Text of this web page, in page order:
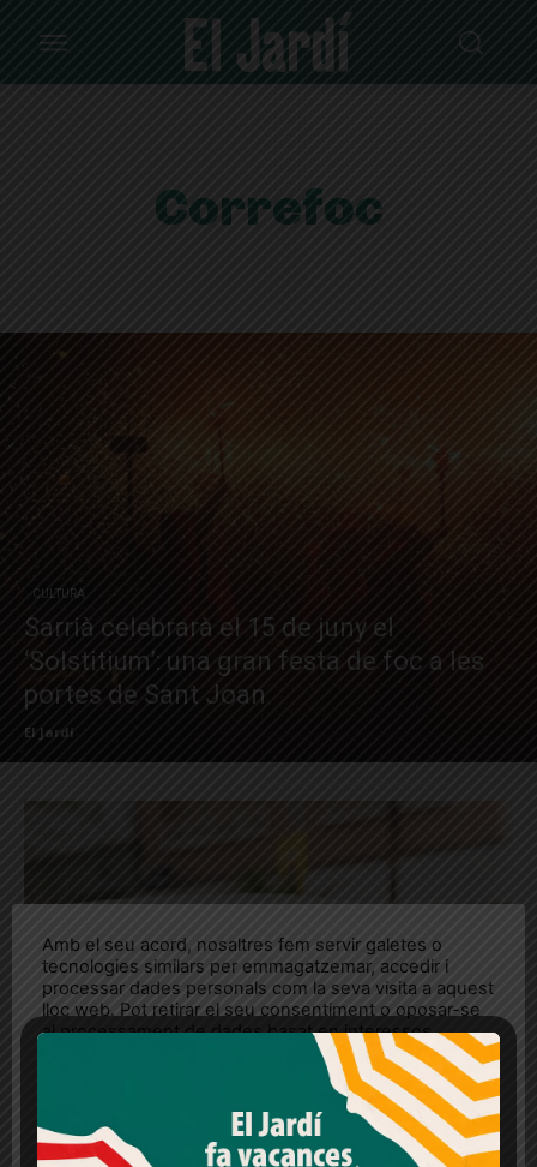
Correfoc
CULTURA
Sarrià celebrarà el 15 de juny el
‘Solstitium’: una gran festa de foc a les
portes de Sant Joan
El Jardí
Amb el seu acord, nosaltres fem servir galetes o
tecnologies similars per emmagatzemar, accedir i
processar dades personals com la seva visita a aquest
lloc web. Pot retirar el seu consentiment o oposar-se
al processament de dades basat en interessos
legítims en qualsevol moment fent clic a "Ajustos de
cookies" o a la nostra Política de privacitat en aquest
lloc web. Si cliques "acceptar" dones el teu